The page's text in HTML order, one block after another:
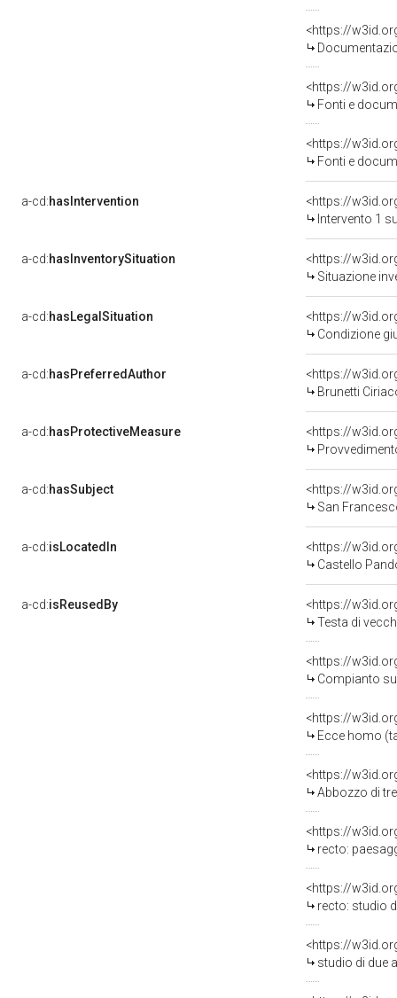
<https://
Fonti e
<https://
Fonti e
a-cd:hasIntervention
<https://
Intervento 1
a-cd:hasInventorySituation
<https://
Situazione
a-cd:hasLegalSituation
<https://
Condizione
a-cd:hasPreferredAuthor
<https://
Brunetti
a-cd:hasProtectiveMeasure
<https://
a-cd:hasSubject
<https://
San
a-cd:isLocatedIn
<https://
Castello
a-cd:isReusedBy
<https://
Testa di
<https://
Compianto
<https://
Ecce homo
<https://
Abbozzo di
<https://
recto: paesaggio
<https://
recto: studio di
<https://
studio di due